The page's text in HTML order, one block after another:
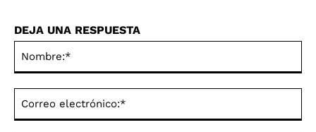
DEJA UNA RESPUESTA